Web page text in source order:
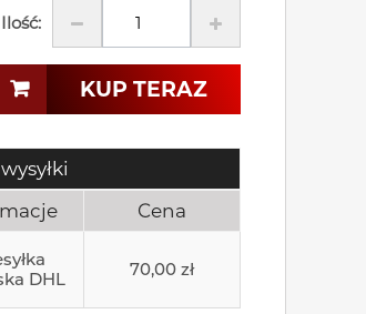
Ilość:
KUP TERAZ
Cena
DHL
70,00 zł